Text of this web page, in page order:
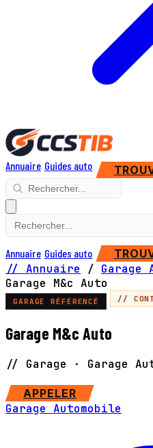
Annuaire Guides auto
Annuaire Guides auto
// Annuaire / Garage
Garage M&c Auto
GARAGE RÉFÉRENCÉ //
Garage M&c Auto
// Garage · Garage
APPELER
Garage Automobile